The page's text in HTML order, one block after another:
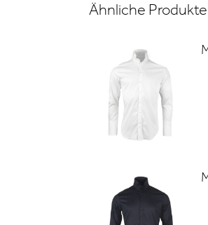
Ähnliche Produkte